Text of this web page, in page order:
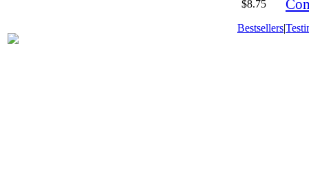
$8.75
Bestsellers|